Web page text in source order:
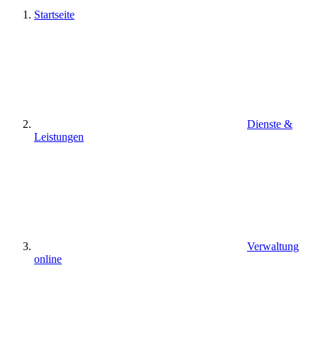
Startseite
Dienste &
Leistungen
Verwaltung
online